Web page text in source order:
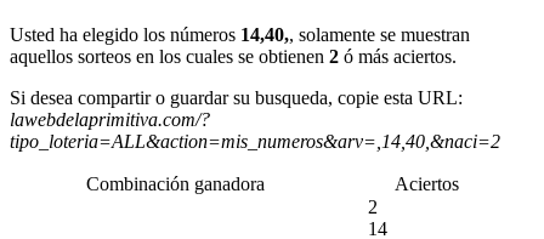
Usted ha elegido los números 14,40,, solamente se muestran
aquellos sorteos en los cuales se obtienen 2 ó más aciertos.
Si desea compartir o guardar su busqueda, copie esta URL:
lawebdelaprimitiva.com/?
tipo_loteria=ALL&action=mis_numeros&arv=,14,40,&naci=2
Combinación ganadora Aciertos
2
14